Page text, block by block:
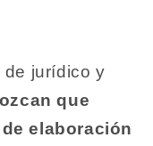
de jurídico y
que
elaboración